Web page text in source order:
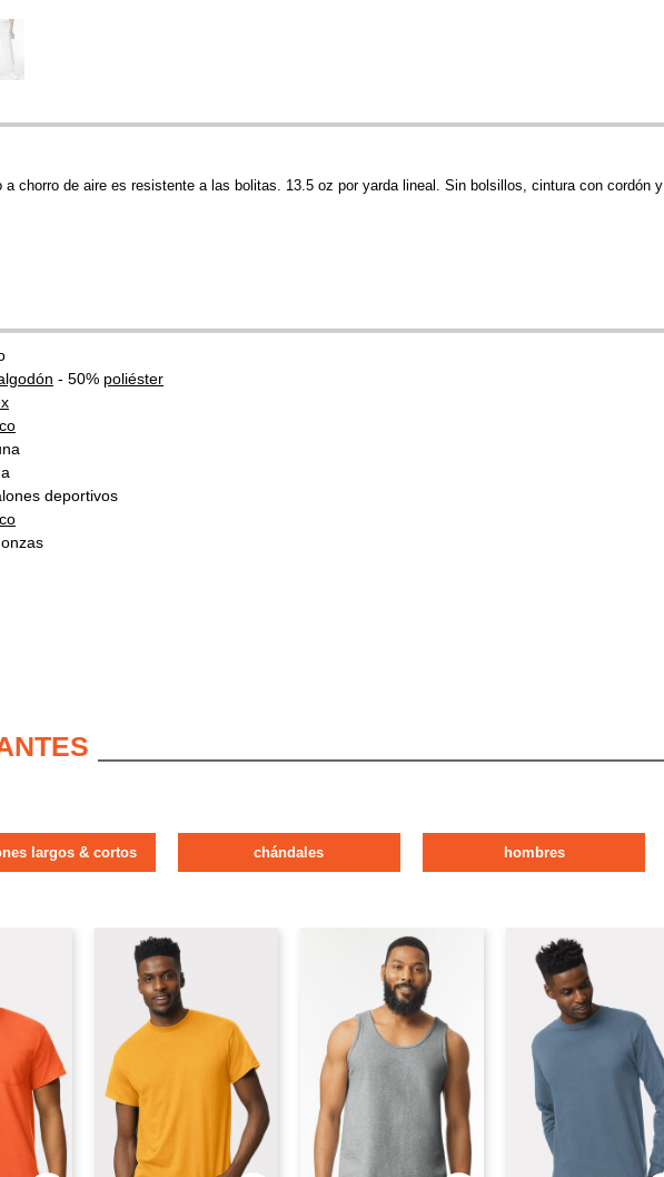
a chorro de aire es resistente a las bolitas. 13.5 oz por yarda lineal. Sin bolsillos, cintura con cordón y
- 50% poliéster
deportivos
largos & cortos chándales hombres